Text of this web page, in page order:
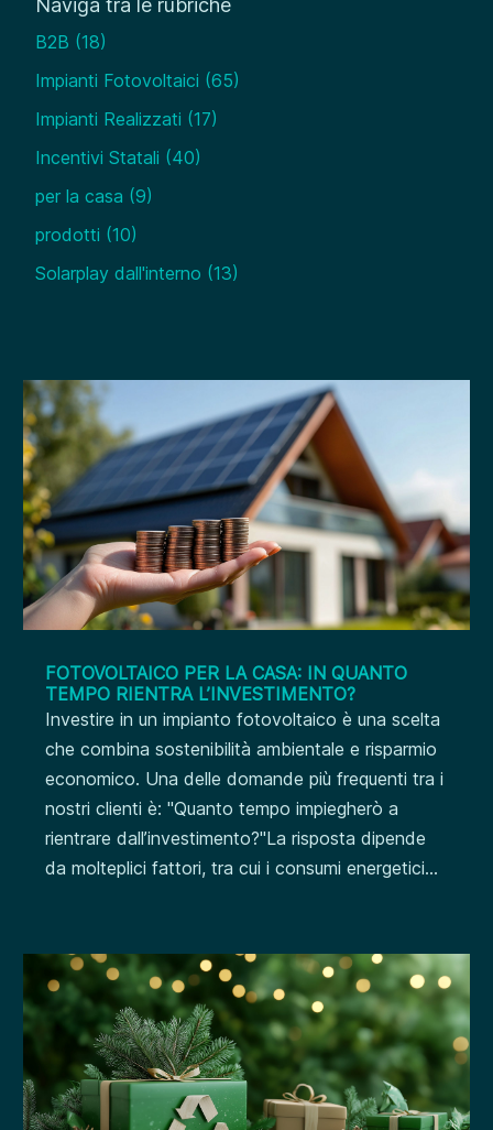
Naviga tra le rubriche
B2B (18)
Impianti Fotovoltaici (65)
Impianti Realizzati (17)
Incentivi Statali (40)
per la casa (9)
prodotti (10)
Solarplay dall'interno (13)
FOTOVOLTAICO PER LA CASA: IN QUANTO
TEMPO RIENTRA L’INVESTIMENTO?
Investire in un impianto fotovoltaico è una scelta
che combina sostenibilità ambientale e risparmio
economico. Una delle domande più frequenti tra i
nostri clienti è: "Quanto tempo impiegherò a
rientrare dall’investimento?"La risposta dipende
da molteplici fattori, tra cui i consumi energetici...